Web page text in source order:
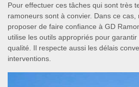
Pour effectuer ces tâches qui sont très
ramoneurs sont à convier. Dans ce cas,
proposer de faire confiance à GD
utilise les outils appropriés pour
qualité. Il respecte aussi les délais
interventions.